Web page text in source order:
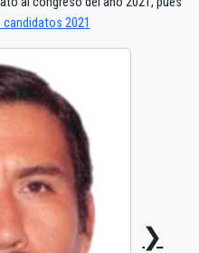
candidatos 2021
❯